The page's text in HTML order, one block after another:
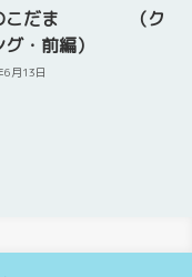
のこだま （ク
・前編）
6月13日